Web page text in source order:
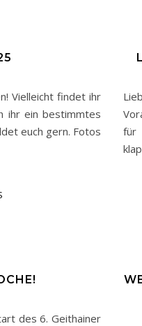
Vielleicht findet ihr
ihr ein bestimmtes
euch gern. Fotos
für
des 6. Geithainer